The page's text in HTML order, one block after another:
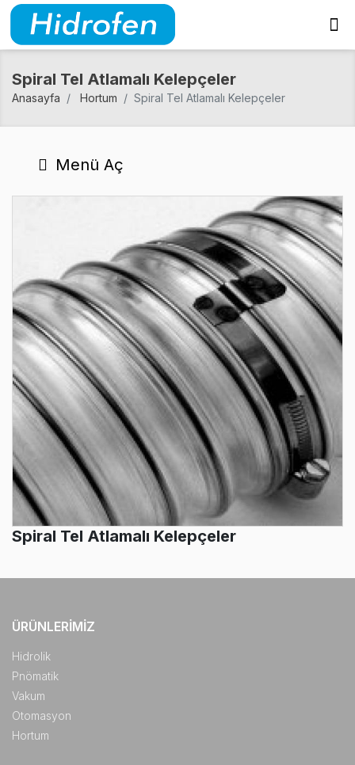
Spiral Tel Atlamalı Kelepçeler
Anasayfa Hortum Spiral Tel Atlamalı Kelepçeler
Menü Aç
Spiral Tel Atlamalı Kelepçeler
ÜRÜNLERIMIZ
Hidrolik
Pnömatik
Vakum
Otomasyon
Hortum